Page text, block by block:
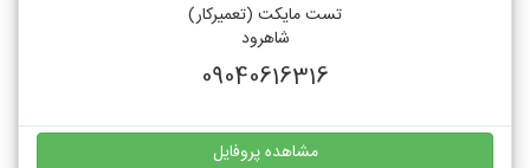
تست مایکت (تعمیرکار)
شاهرود
09040616316
مشاهده پروفایل